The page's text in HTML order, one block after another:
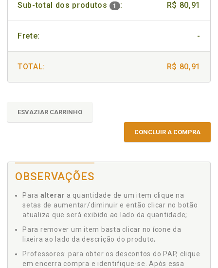
Sub-total dos produtos 1 : R$ 80,91
Frete: -
TOTAL: R$ 80,91
ESVAZIAR CARRINHO
CONCLUIR A COMPRA
OBSERVAÇÕES
Para alterar a quantidade de um item clique na
setas de aumentar/diminuir e então clicar no botão
atualiza que será exibido ao lado da quantidade;
Para remover um item basta clicar no ícone da
lixeira ao lado da descrição do produto;
Professores: para obter os descontos do PAP, clique
em encerra compra e identifique-se. Após essa